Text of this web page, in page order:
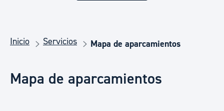
Inicio Servicios Mapa de aparcamientos
Mapa de aparcamientos